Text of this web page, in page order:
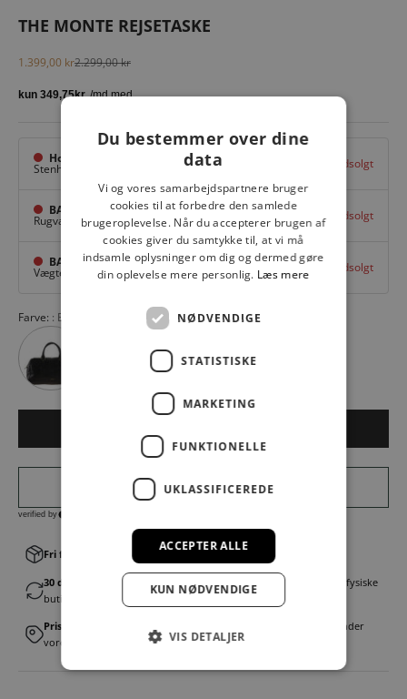
THE MONTE REJSETASKE
Salgspris
1.399,00 krNormalpris
2.299,00 kr
Hovedlager
Stenhuggervej 10, Udsolgt
BAGGI Tarup Center
Rugvang 36, Odense NV Udsolgt
BAGGI Nyborg
Vægtergade 1, Nyborg Udsolgt
Farve: BRUN
Fri fragt v. køb over 499,00 kr.│Levering 1-3 hverdage
30 dages fortrydelsesret│Byt eller returner gratis i en af vores fysiske
butikker
Prismatch
│Vi tilbyder landsdækkende prisgaranti. Læs mere under
vores FAQ
Du bestemmer over dine
data
Vi og vores samarbejdspartnere bruger
cookies til at forbedre den samlede
brugeroplevelse. Når du accepterer brugen af
cookies giver du samtykke til, at vi må
indsamle oplysninger om dig og dermed gøre
din oplevelse mere personlig. Læs mere
NØDVENDIGE
STATISTISKE
MARKETING
FUNKTIONELLE
UKLASSIFICEREDE
ACCEPTER ALLE
KUN NØDVENDIGE
VIS DETALJER